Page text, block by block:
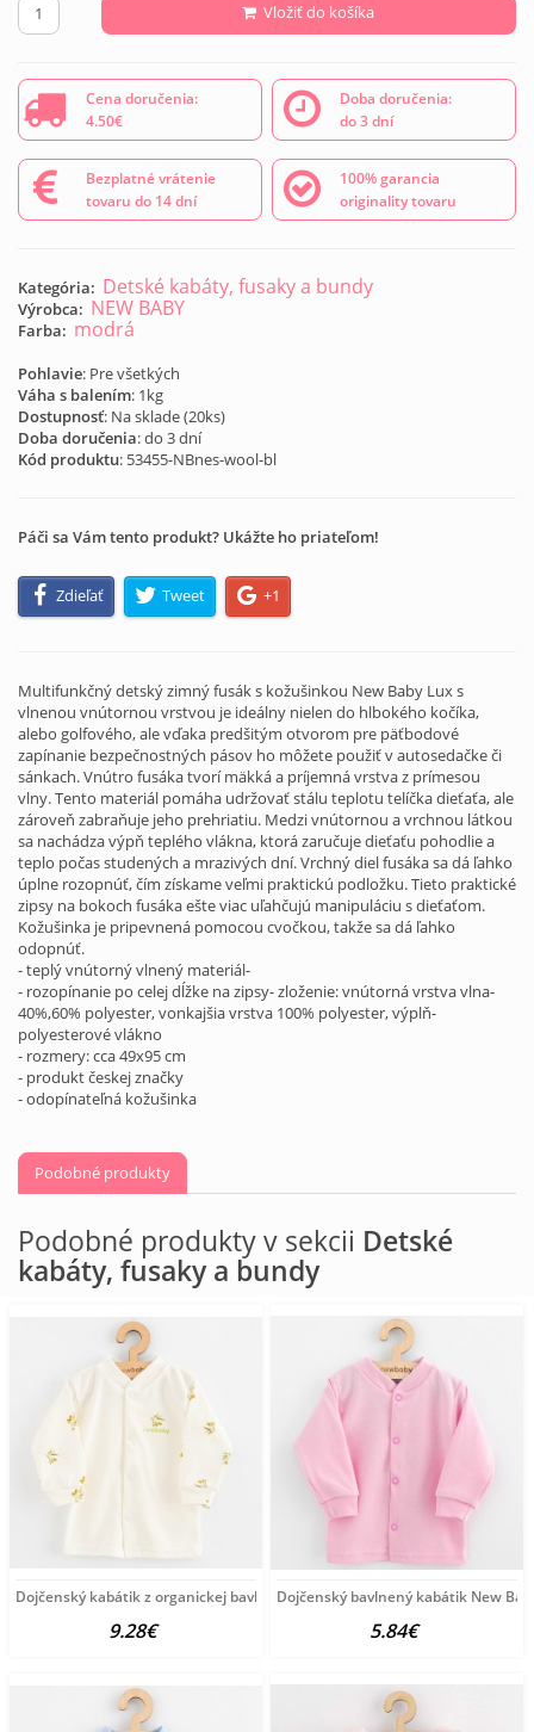
Vložiť do košíka
Cena doručenia:
4.50€
Doba doručenia:
do 3 dní
Bezplatné vrátenie
tovaru do 14 dní
100% garancia
originality tovaru
Kategória: Detské kabáty, fusaky a bundy
Výrobca: NEW BABY
Farba: modrá
Pohlavie: Pre všetkých
Váha s balením: 1kg
Dostupnosť: Na sklade (20ks)
Doba doručenia: do 3 dní
Kód produktu: 53455-NBnes-wool-bl
Páči sa Vám tento produkt? Ukážte ho priateľom!
Zdieľať Tweet +1
Multifunkčný detský zimný fusák s kožušinkou New Baby Lux s
vlnenou vnútornou vrstvou je ideálny nielen do hlbokého kočíka,
alebo golfového, ale vďaka predšitým otvorom pre päťbodové
zapínanie bezpečnostných pásov ho môžete použiť v autosedačke či
sánkach. Vnútro fusáka tvorí mäkká a príjemná vrstva z prímesou
vlny. Tento materiál pomáha udržovať stálu teplotu telíčka dieťaťa, ale
zároveň zabraňuje jeho prehriatiu. Medzi vnútornou a vrchnou látkou
sa nachádza výpň teplého vlákna, ktorá zaručuje dieťaťu pohodlie a
teplo počas studených a mrazivých dní. Vrchný diel fusáka sa dá ľahko
úplne rozopnúť, čím získame veľmi praktickú podložku. Tieto praktické
zipsy na bokoch fusáka ešte viac uľahčujú manipuláciu s dieťaťom.
Kožušinka je pripevnená pomocou cvočkou, takže sa dá ľahko
odopnúť.
- teplý vnútorný vlnený materiál-
- rozopínanie po celej dĺžke na zipsy- zloženie: vnútorná vrstva vlna-
40%,60% polyester, vonkajšia vrstva 100% polyester, výplň-
polyesterové vlákno
- rozmery: cca 49x95 cm
- produkt českej značky
- odopínateľná kožušinka
Podobné produkty
Podobné produkty v sekcii Detské
kabáty, fusaky a bundy
Dojčenský kabátik z organickej bavlny New Baby Olivy béžová
9.28€
Dojčenský bavlnený kabátik New
5.84€